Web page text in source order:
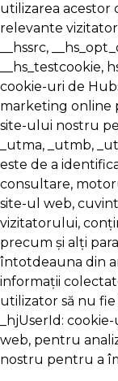
utilizarea acestor
relevante
__hssrc,
__hs_testcookie,
cookie-uri de
marketing online
site-ului nostru
_utma, _utmb,
este de a
consultare,
site-ul web,
vizitatorului,
precum și alți
întotdeauna din
informații
utilizator să nu
_hjUserId:
web, pentru
nostru pentru a